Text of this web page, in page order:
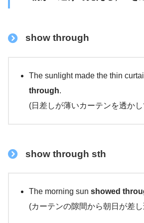
show through
The sunlight made the thin
through.
(日差しが薄いカーテンを透か
show through sth
The morning sun showed
(カーテンの隙間から朝日が差